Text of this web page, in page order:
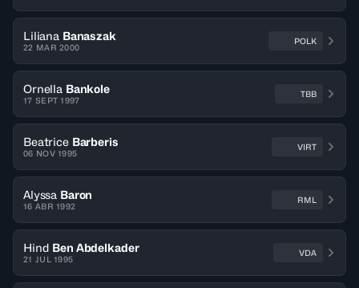
Liliana Banaszak
22 MAR 2000
POLK
Ornella Bankole
17 SEPT 1997
TBB
Beatrice Barberis
06 NOV 1995
VIRT
Alyssa Baron
16 ABR 1992
RML
Hind Ben Abdelkader
21 JUL 1995
VDA